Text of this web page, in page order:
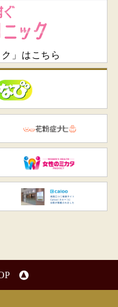
ク」はこちら
禁煙.jp
う、ふせごう。慢性腎臓
かのはなし.com